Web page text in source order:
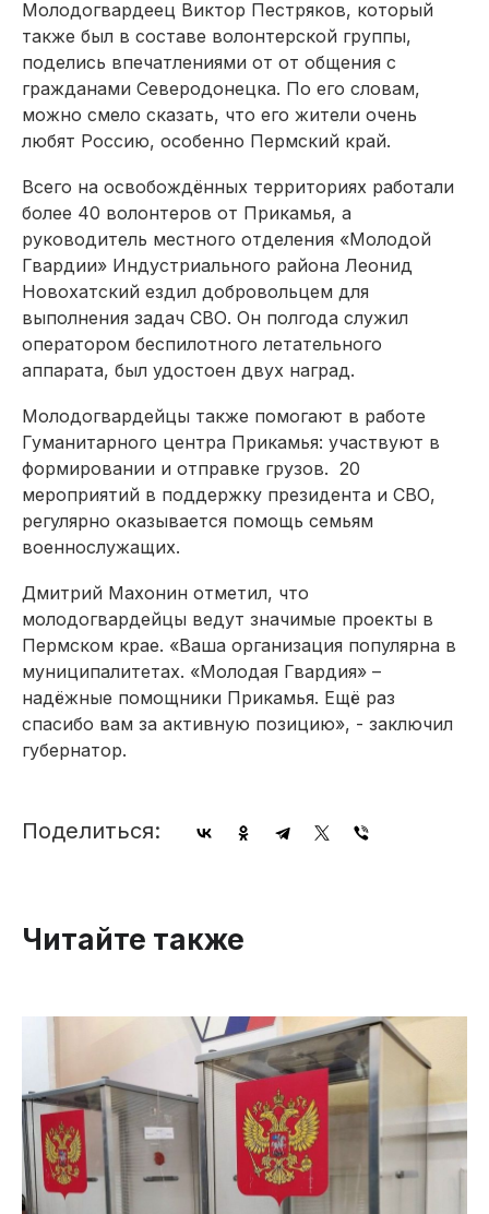
Молодогвардеец Виктор Пестряков, который
также был в составе волонтерской группы,
поделись впечатлениями от от общения с
гражданами Северодонецка. По его словам,
можно смело сказать, что его жители очень
любят Россию, особенно Пермский край.
Всего на освобождённых территориях работали
более 40 волонтеров от Прикамья, а
руководитель местного отделения «Молодой
Гвардии» Индустриального района Леонид
Новохатский ездил добровольцем для
выполнения задач СВО. Он полгода служил
оператором беспилотного летательного
аппарата, был удостоен двух наград.
Молодогвардейцы также помогают в работе
Гуманитарного центра Прикамья: участвуют в
формировании и отправке грузов. 20
мероприятий в поддержку президента и СВО,
регулярно оказывается помощь семьям
военнослужащих.
Дмитрий Махонин отметил, что
молодогвардейцы ведут значимые проекты в
Пермском крае. «Ваша организация популярна в
муниципалитетах. «Молодая Гвардия» –
надёжные помощники Прикамья. Ещё раз
спасибо вам за активную позицию», - заключил
губернатор.
Поделиться:
Читайте также